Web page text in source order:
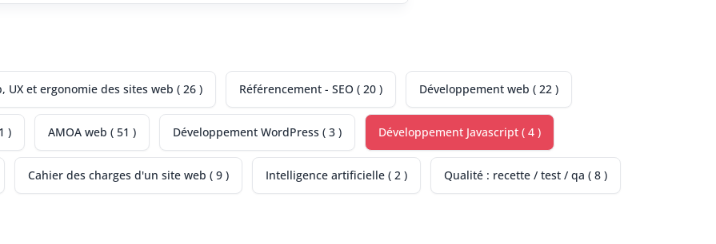
UX et ergonomie des sites web ( 26 ) Référencement - SEO ( 20 ) Développement web ( 22 )
) AMOA web ( 51 ) Développement WordPress ( 3 ) Développement Javascript ( 4 )
Cahier des charges d'un site web ( 9 ) Intelligence artificielle ( 2 ) Qualité : recette / test / qa ( 8 )